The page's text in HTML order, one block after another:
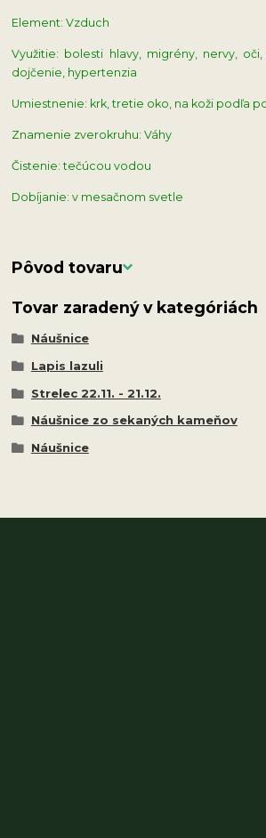
Element: Vzduch
Využitie: bolesti hlavy, migrény, nervy,
dojčenie, hypertenzia
Umiestnenie: krk, tretie oko, na koži podľa
Znamenie zverokruhu: Váhy
Čistenie: tečúcou vodou
Dobíjanie: v mesačnom svetle
Pôvod tovaru
Tovar zaradený v kategóriách
Náušnice
Lapis lazuli
Strelec 22.11. - 21.12.
Náušnice zo sekaných kameňov
Náušnice